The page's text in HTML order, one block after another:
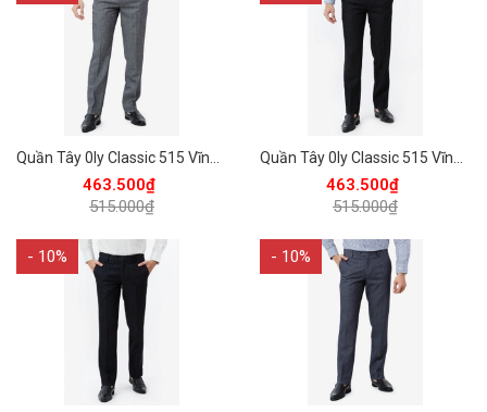
463.500₫
515.000₫
463.500₫
515.000₫
- 10% - 10%